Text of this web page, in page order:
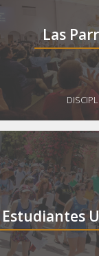
Las
Estudiantes